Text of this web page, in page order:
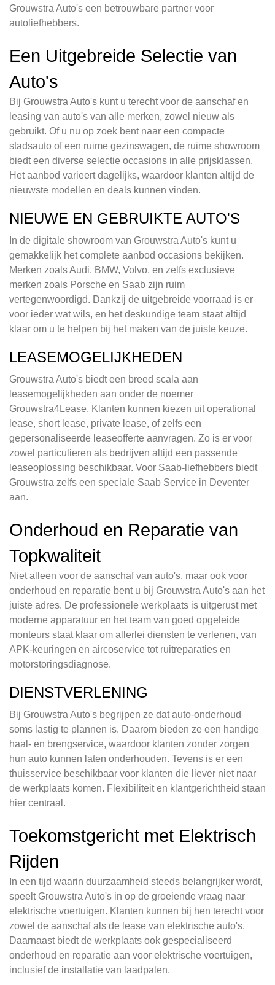
Grouwstra Auto's een betrouwbare partner voor
autoliefhebbers.
Een Uitgebreide Selectie van
Auto's
Bij Grouwstra Auto's kunt u terecht voor de aanschaf en
leasing van auto's van alle merken, zowel nieuw als
gebruikt. Of u nu op zoek bent naar een compacte
stadsauto of een ruime gezinswagen, de ruime showroom
biedt een diverse selectie occasions in alle prijsklassen.
Het aanbod varieert dagelijks, waardoor klanten altijd de
nieuwste modellen en deals kunnen vinden.
NIEUWE EN GEBRUIKTE AUTO'S
In de digitale showroom van Grouwstra Auto's kunt u
gemakkelijk het complete aanbod occasions bekijken.
Merken zoals Audi, BMW, Volvo, en zelfs exclusieve
merken zoals Porsche en Saab zijn ruim
vertegenwoordigd. Dankzij de uitgebreide voorraad is er
voor ieder wat wils, en het deskundige team staat altijd
klaar om u te helpen bij het maken van de juiste keuze.
LEASEMOGELIJKHEDEN
Grouwstra Auto's biedt een breed scala aan
leasemogelijkheden aan onder de noemer
Grouwstra4Lease. Klanten kunnen kiezen uit operational
lease, short lease, private lease, of zelfs een
gepersonaliseerde leaseofferte aanvragen. Zo is er voor
zowel particulieren als bedrijven altijd een passende
leaseoplossing beschikbaar. Voor Saab-liefhebbers biedt
Grouwstra zelfs een speciale Saab Service in Deventer
aan.
Onderhoud en Reparatie van
Topkwaliteit
Niet alleen voor de aanschaf van auto's, maar ook voor
onderhoud en reparatie bent u bij Grouwstra Auto's aan het
juiste adres. De professionele werkplaats is uitgerust met
moderne apparatuur en het team van goed opgeleide
monteurs staat klaar om allerlei diensten te verlenen, van
APK-keuringen en aircoservice tot ruitreparaties en
motorstoringsdiagnose.
DIENSTVERLENING
Bij Grouwstra Auto's begrijpen ze dat auto-onderhoud
soms lastig te plannen is. Daarom bieden ze een handige
haal- en brengservice, waardoor klanten zonder zorgen
hun auto kunnen laten onderhouden. Tevens is er een
thuisservice beschikbaar voor klanten die liever niet naar
de werkplaats komen. Flexibiliteit en klantgerichtheid staan
hier centraal.
Toekomstgericht met Elektrisch
Rijden
In een tijd waarin duurzaamheid steeds belangrijker wordt,
speelt Grouwstra Auto's in op de groeiende vraag naar
elektrische voertuigen. Klanten kunnen bij hen terecht voor
zowel de aanschaf als de lease van elektrische auto's.
Daarnaast biedt de werkplaats ook gespecialiseerd
onderhoud en reparatie aan voor elektrische voertuigen,
inclusief de installatie van laadpalen.